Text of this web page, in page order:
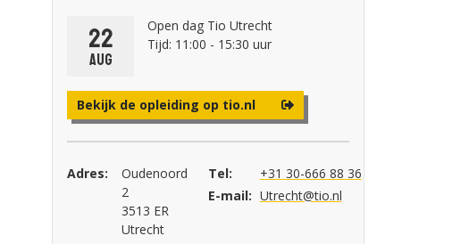
22
aug
Open dag Tio Utrecht
Tijd: 11:00 - 15:30 uur
Bekijk de opleiding op tio.nl
Adres:
Oudenoord
2
3513 ER
Utrecht
Tel:
+31 30-666 88 36
E-mail: Utrecht@tio.nl